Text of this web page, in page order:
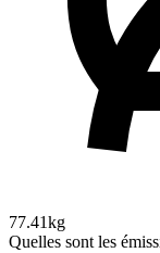
77.41kg
Quelles sont les